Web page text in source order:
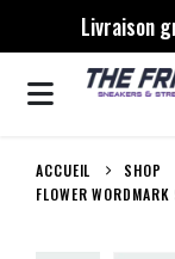
Livraison
ACCUEIL SHOP
FLOWER